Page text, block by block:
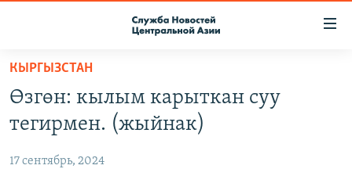
Вернуться
основному
содержанию
Вернутся
КОНТАКТЫ
RFE/RL ДИРЕКТ
КЫРГЫЗСТАН
Өзгөн: кылым карыткан суу
тегирмен. (жыйнак)
17 сентябрь, 2024